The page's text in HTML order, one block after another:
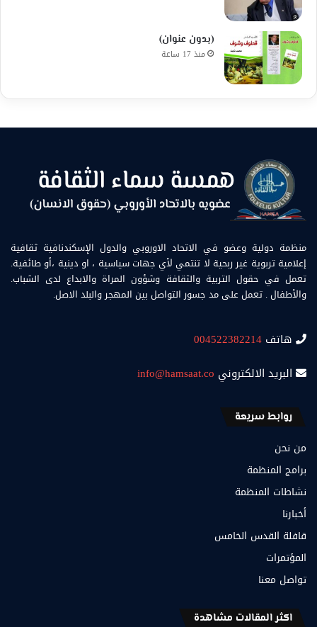
(بدون عنوان)
منذ 17 ساعة
منظمة دولية وعضو في الاتحاد الاوروبي والدول الإسكندنافية ثقافية
إعلامية تربوية غير ربحية لا تنتمي لأي جهات سياسية ، او دينية ،أو طائفية.
تعمل في حقول التربية والثقافة وشؤون المراة والابداع لدى الشباب.
والأطفال . تعمل على مد جسور التواصل بين المهجر والبلد الاصل.
هاتف 004522382214
البريد الالكتروني info@hamsaat.co
روابط سريعة
من نحن
برامج المنظمة
نشاطات المنظمة
أخبارنا
قافلة القدس الخامس
المؤتمرات
تواصل معنا
اكثر المقالات مشاهدة